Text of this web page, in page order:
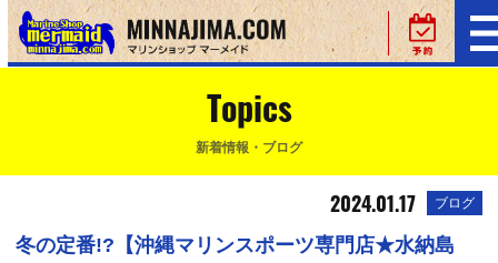
Topics
新着情報・ブログ
2024.01.17 ブログ
冬の定番!?【沖縄マリンスポーツ専門店★水納島